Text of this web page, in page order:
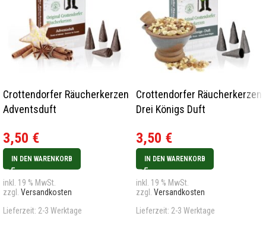
Crottendorfer Räucherkerzen
Adventsduft
3,50 €
IN DEN WARENKORB
inkl. 19 % MwSt.
zzgl. Versandkosten
Lieferzeit: 2-3 Werktage
Crottendorfer Räucherkerzen
Drei Königs Duft
3,50 €
IN DEN WARENKORB
inkl. 19 % MwSt.
zzgl. Versandkosten
Lieferzeit: 2-3 Werktage